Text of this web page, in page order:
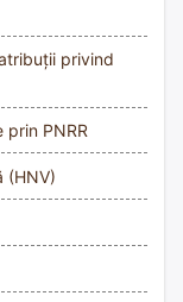
privind
PNRR
(HNV)